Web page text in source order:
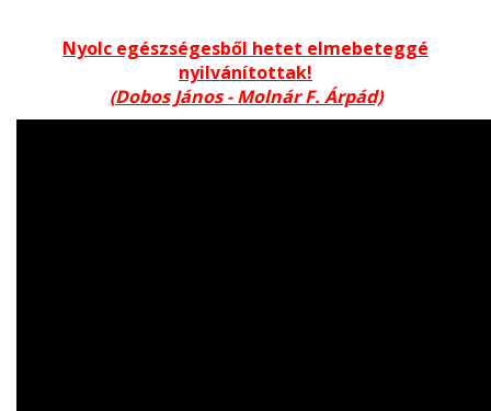
Nyolc egészségesből hetet elmebeteggé
nyilvánítottak!
(Dobos János - Molnár F. Árpád)